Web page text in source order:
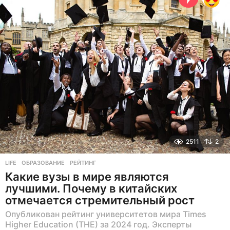
а
з
а
д
2511 2
LIFE ОБРАЗОВАНИЕ ,РЕЙТИНГ
Какие вузы в мире являются
лучшими. Почему в китайских
отмечается стремительный рост
Опубликован рейтинг университетов мира Times
Higher Education (THE) за 2024 год. Эксперты